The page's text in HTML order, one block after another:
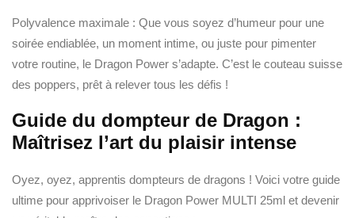
Polyvalence maximale : Que vous soyez d’humeur pour une
soirée endiablée, un moment intime, ou juste pour pimenter
votre routine, le Dragon Power s’adapte. C’est le couteau suisse
des poppers, prêt à relever tous les défis !
Guide du dompteur de Dragon :
Maîtrisez l’art du plaisir intense
Oyez, oyez, apprentis dompteurs de dragons ! Voici votre guide
ultime pour apprivoiser le Dragon Power MULTI 25ml et devenir